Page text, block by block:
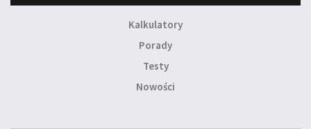
Kalkulatory
Porady
Testy
Nowości